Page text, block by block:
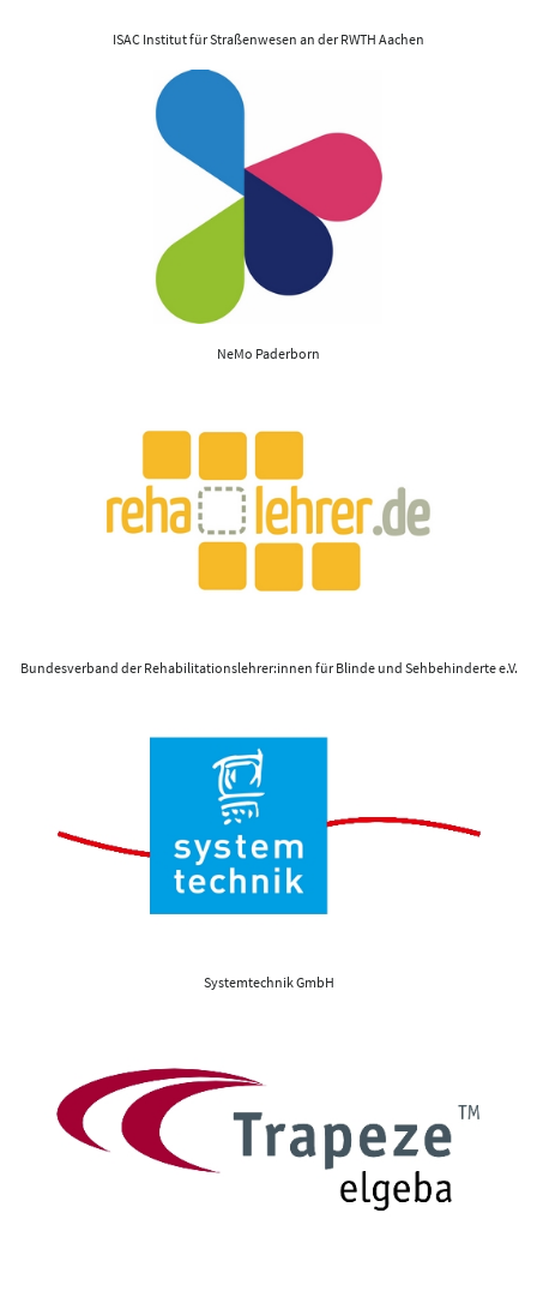
ISAC Institut für Straßenwesen an der RWTH Aachen
NeMo Paderborn
Bundesverband der Rehabilitationslehrer:innen für Blinde und Sehbehinderte e.V.
Systemtechnik GmbH